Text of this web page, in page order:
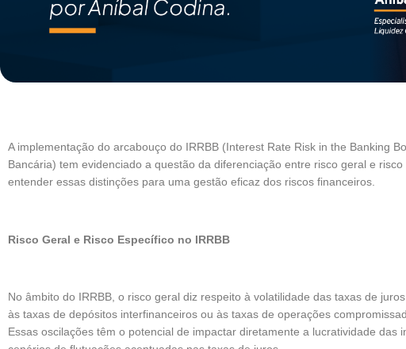
A implementação do arcabouço do IRRBB (Interest Rate Risk in the Banking
Bancária) tem evidenciado a questão da diferenciação entre risco geral e
entender essas distinções para uma gestão eficaz dos riscos financeiros.
Risco Geral e Risco Específico no IRRBB
No âmbito do IRRBB, o risco geral diz respeito à volatilidade das taxas de
às taxas de depósitos interfinanceiros ou às taxas de operações
Essas oscilações têm o potencial de impactar diretamente a lucratividade das